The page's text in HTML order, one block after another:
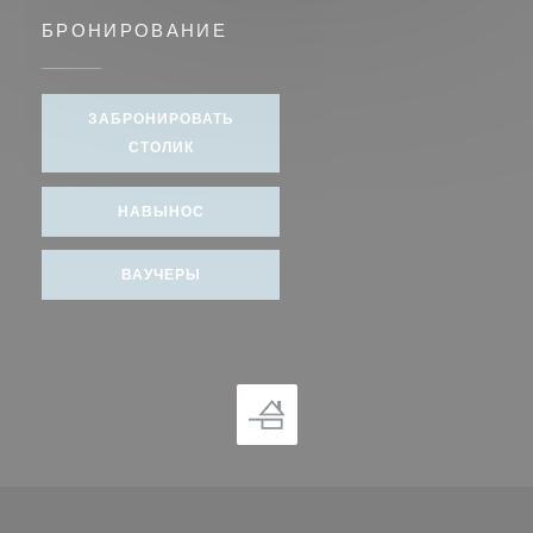
БРОНИРОВАНИЕ
ЗАБРОНИРОВАТЬ
СТОЛИК
НАВЫНОС
ВАУЧЕРЫ